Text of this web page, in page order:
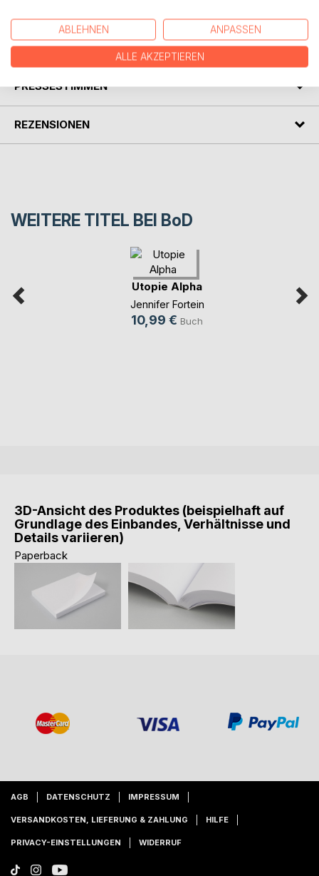
AUTOR/IN
PRESSESTIMMEN
REZENSIONEN
WEITERE TITEL BEI BoD
Utopie Alpha
Jennifer Fortein
10,99 € Buch
3D-Ansicht des Produktes (beispielhaft auf
Grundlage des Einbandes, Verhältnisse und
Details variieren)
Paperback
AGB DATENSCHUTZ IMPRESSUM
VERSANDKOSTEN, LIEFERUNG & ZAHLUNG HILFE
PRIVACY-EINSTELLUNGEN WIDERRUF
ABLEHNEN ANPASSEN
ALLE AKZEPTIEREN